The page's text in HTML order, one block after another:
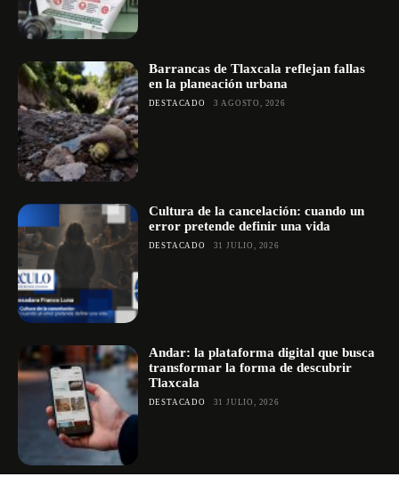
Barrancas de Tlaxcala reflejan fallas
en la planeación urbana
DESTACADO 3 AGOSTO, 2026
Cultura de la cancelación: cuando un
error pretende definir una vida
DESTACADO 31 JULIO, 2026
Andar: la plataforma digital que busca
transformar la forma de descubrir
Tlaxcala
DESTACADO 31 JULIO, 2026